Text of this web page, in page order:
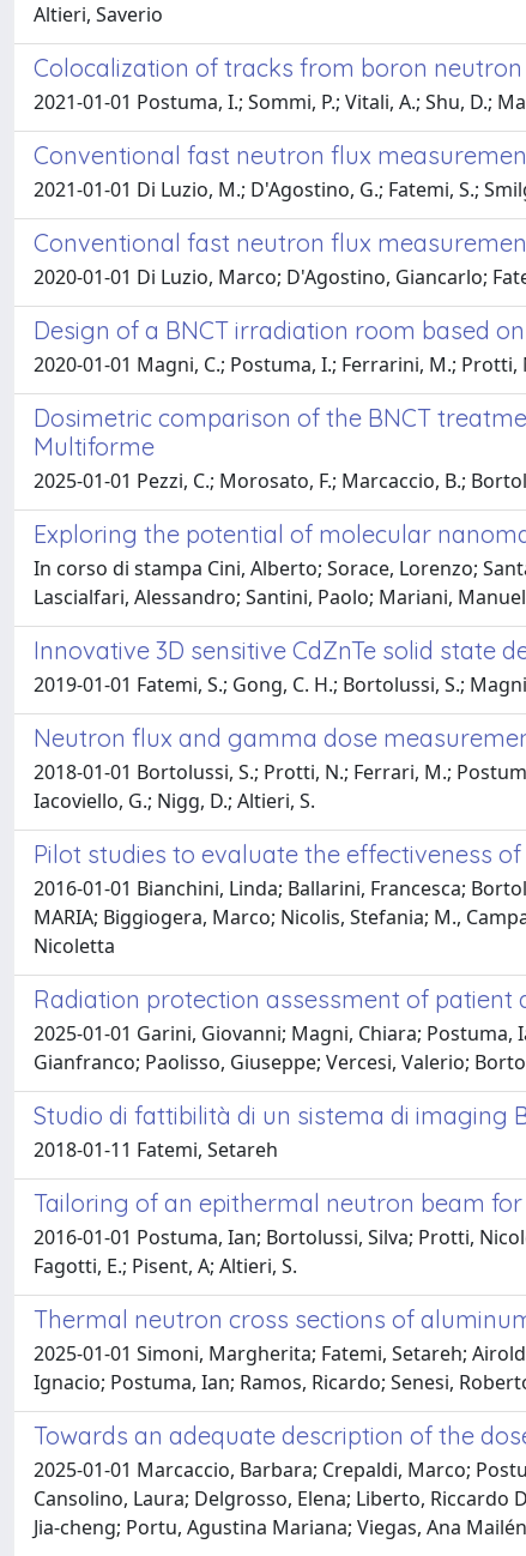
Altieri, Saverio
Colocalization of tracks from boron
2021-01-01 Postuma, I.; Sommi, P.; Vitali, A.; Shu, D.;
Conventional fast neutron flux
2021-01-01 Di Luzio, M.; D'Agostino, G.; Fatemi, S.;
Conventional fast neutron flux
2020-01-01 Di Luzio, Marco; D'Agostino, Giancarlo;
Design of a BNCT irradiation room based
2020-01-01 Magni, C.; Postuma, I.; Ferrarini, M.;
Dosimetric comparison of the BNCT
Multiforme
2025-01-01 Pezzi, C.; Morosato, F.; Marcaccio, B.;
Exploring the potential of molecular
In corso di stampa Cini, Alberto; Sorace, Lorenzo;
Lascialfari, Alessandro; Santini, Paolo; Mariani, Manuel
Innovative 3D sensitive CdZnTe solid state
2019-01-01 Fatemi, S.; Gong, C. H.; Bortolussi, S.;
Neutron flux and gamma dose
2018-01-01 Bortolussi, S.; Protti, N.; Ferrari, M.;
Iacoviello, G.; Nigg, D.; Altieri, S.
Pilot studies to evaluate the effectiveness
2016-01-01 Bianchini, Linda; Ballarini, Francesca;
MARIA; Biggiogera, Marco; Nicolis, Stefania; M.,
Nicoletta
Radiation protection assessment of
2025-01-01 Garini, Giovanni; Magni, Chiara;
Gianfranco; Paolisso, Giuseppe; Vercesi, Valerio;
Studio di fattibilità di un sistema di imaging
2018-01-11 Fatemi, Setareh
Tailoring of an epithermal neutron beam
2016-01-01 Postuma, Ian; Bortolussi, Silva; Protti,
Fagotti, E.; Pisent, A; Altieri, S.
Thermal neutron cross sections of
2025-01-01 Simoni, Margherita; Fatemi, Setareh;
Ignacio; Postuma, Ian; Ramos, Ricardo; Senesi,
Towards an adequate description of the
2025-01-01 Marcaccio, Barbara; Crepaldi, Marco;
Cansolino, Laura; Delgrosso, Elena; Liberto, Riccardo
Jia‐cheng; Portu, Agustina Mariana; Viegas, Ana